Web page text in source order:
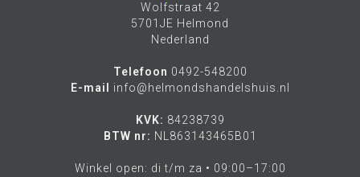
Wolfstraat 42
5701JE Helmond
Nederland
Telefoon 0492-548200
E-mail
info@helmondshandelshuis.nl
KVK: 84238739
BTW nr: NL863143465B01
Winkel open: di t/m za • 09:00–17:00